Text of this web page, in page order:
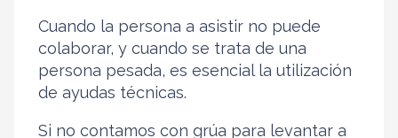
Cuando la persona a asistir no puede
colaborar, y cuando se trata de una
persona pesada, es esencial la utilización
de ayudas técnicas.
Si no contamos con grúa para levantar a